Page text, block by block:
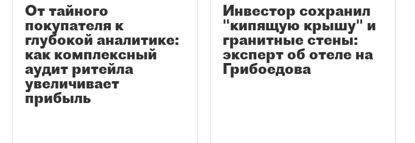
От тайного
покупателя к
глубокой аналитике:
как комплексный
аудит ритейла
увеличивает
прибыль
Инвестор сохранил
"кипящую крышу" и
гранитные стены:
эксперт об отеле на
Грибоедова